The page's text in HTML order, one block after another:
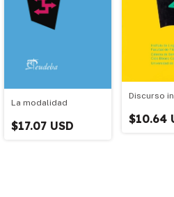
La modalidad
$17.07 USD
Discurso
$10.64